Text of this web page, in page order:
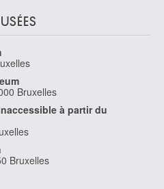
Bruxelles
à partir du
Bruxelles